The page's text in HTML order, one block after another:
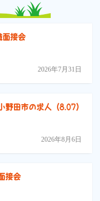
面接会
2026年7月31日
野田市の求人（8.07）
2026年8月6日
接会